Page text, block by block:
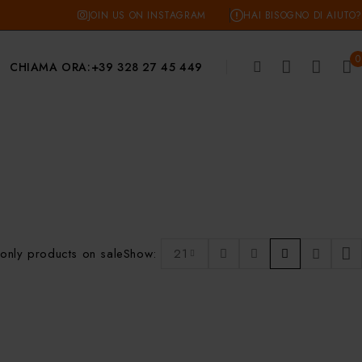
JOIN US ON INSTAGRAM HAI BISOGNO DI AIUTO?
CHIAMA ORA:+39 328 27 45 449 0
products on saleShow: 21